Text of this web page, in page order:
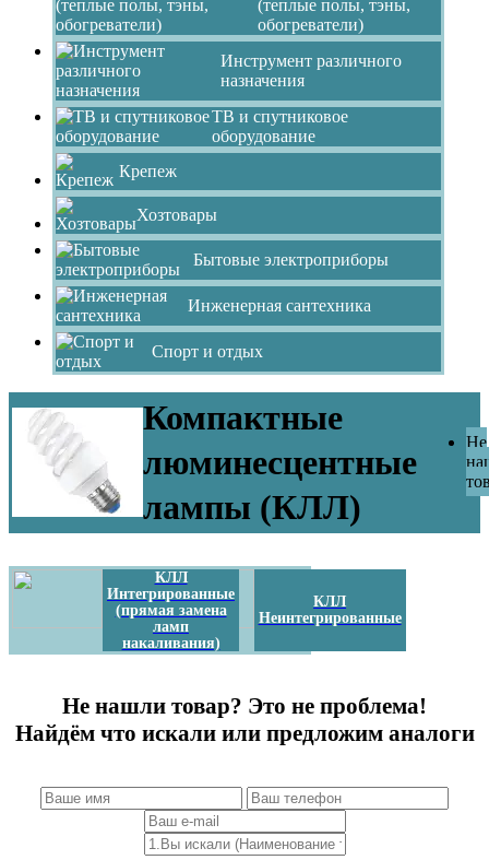
(теплые полы, тэны,
обогреватели)
Инструмент различного
назначения
ТВ и спутниковое
оборудование
Крепеж
Хозтовары
Бытовые электроприборы
Инженерная сантехника
Спорт и отдых
Компактные
люминесцентные
лампы (КЛЛ)
Не
КЛЛ
Интегрированные
(прямая замена
ламп
накаливания)
КЛЛ
Неинтегрированные
Не нашли товар? Это не проблема!
Найдём что искали или предложим аналоги